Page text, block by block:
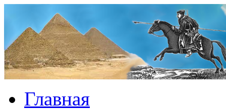
Главная